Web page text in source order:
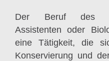
Der Beruf des
Assistenten oder
eine Tätigkeit, die
Konservierung und